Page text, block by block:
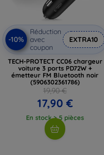
-10%
Réduction
avec
coupon
EXTRA10
TECH-PROTECT CC06 chargeur
voiture 3 ports PD72W +
émetteur FM Bluetooth noir
(5906302361786)
19,90 €
17,90 €
En stock > 5 pièces